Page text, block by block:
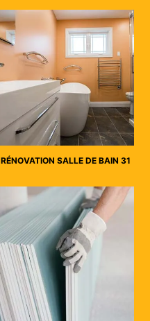
RÉNOVATION SALLE DE BAIN 31